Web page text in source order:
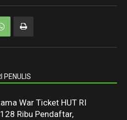
PENULIS
War Ticket HUT RI
Ribu Pendaftar,